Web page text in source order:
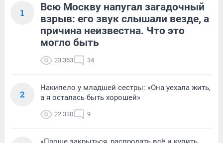
1
Всю Москву напугал загадочный
взрыв: его звук слышали везде, а
причина неизвестна. Что это
могло быть
23 363 34
2
Накипело у младшей сестры: «Она уехала жить,
а я осталась быть хорошей»
22 330 9